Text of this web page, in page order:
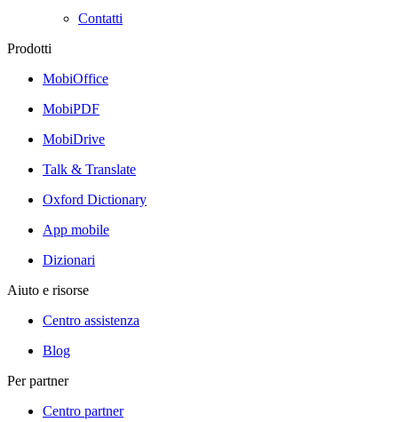
Contatti
Prodotti
MobiOffice
MobiPDF
MobiDrive
Talk & Translate
Oxford Dictionary
App mobile
Dizionari
Aiuto e risorse
Centro assistenza
Blog
Per partner
Centro partner